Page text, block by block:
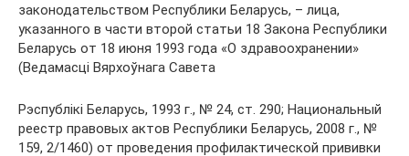
законодательством Республики Беларусь, – лица,
указанного в части второй статьи 18 Закона Республики
Беларусь от 18 июня 1993 года «О здравоохранении»
(Ведамасці Вярхоўнага Савета
Рэспублікі Беларусь, 1993 г., № 24, ст. 290; Национальный
реестр правовых актов Республики Беларусь, 2008 г., №
159, 2/1460) от проведения профилактической прививки